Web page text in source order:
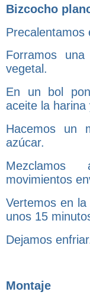
Bizcocho
Precalentamos
Forramos
vegetal.
En un bol
aceite la harina
Hacemos un
azúcar.
Mezclamos
movimientos
Vertemos en
unos 15
Dejamos
Montaje